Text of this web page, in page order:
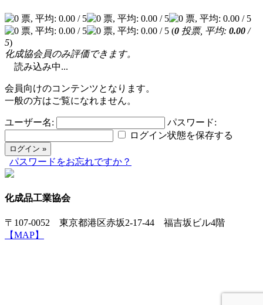
(0 投票, 平均: 0.00 /
5)
化成協会員のみ評価できます。
読み込み中...
会員向けのコンテンツとなります。
一般の方はご覧になれません。
ユーザー名:
パスワード:
ログイン状態を保存する
パスワードをお忘れですか？
化成品工業協会
〒107-0052 東京都港区赤坂2-17-44 福吉坂ビル4階
【MAP】